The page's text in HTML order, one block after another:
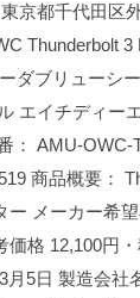
京都千代田区
Thunderbolt 3
ダブリューシ
エイチディー
： AMU-OWC-
商品概要：
ー メーカー希
価格 12,100円・
月5日 製造会社